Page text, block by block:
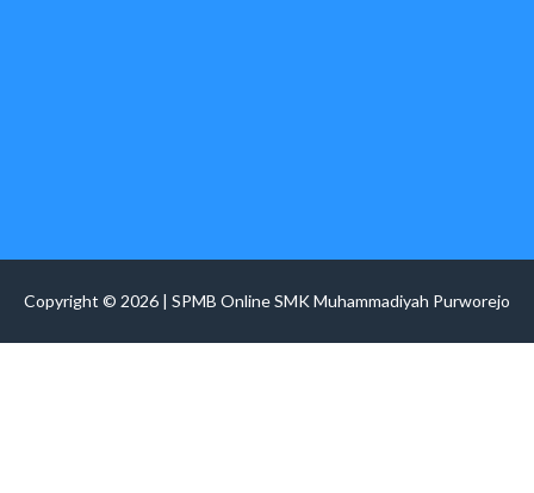
Copyright © 2026 | SPMB Online SMK Muhammadiyah Purworejo